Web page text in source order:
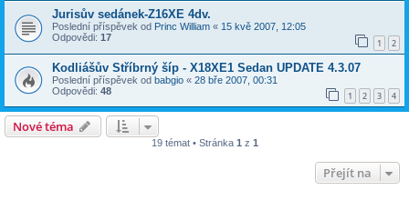
Jurisův sedánek-Z16XE 4dv.
Poslední příspěvek od Princ William « 15 kvě 2007, 12:05
Odpovědi: 17 1 2
Kodliášův Stříbrný šíp - X18XE1 Sedan UPDATE 4.3.07
Poslední příspěvek od babgio « 28 bře 2007, 00:31
Odpovědi: 48 1 2 3 4
Nové téma
19 témat • Stránka 1 z 1
Přejít na